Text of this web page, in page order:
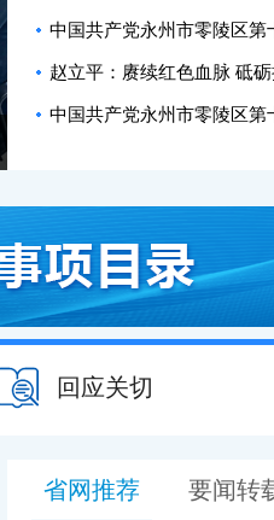
中国共产党永州市零陵区第
赵立平：赓续红色血脉 砥
中国共产党永州市零陵区第
回应关切
省网推荐 要闻转